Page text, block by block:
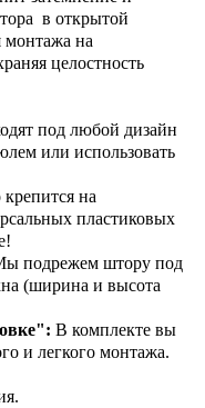
в открытой
монтажа на
целостность
под любой дизайн
или использовать
крепится на
пластиковых
подрежем штору под
(ширина и высота
В комплекте вы
и легкого монтажа.